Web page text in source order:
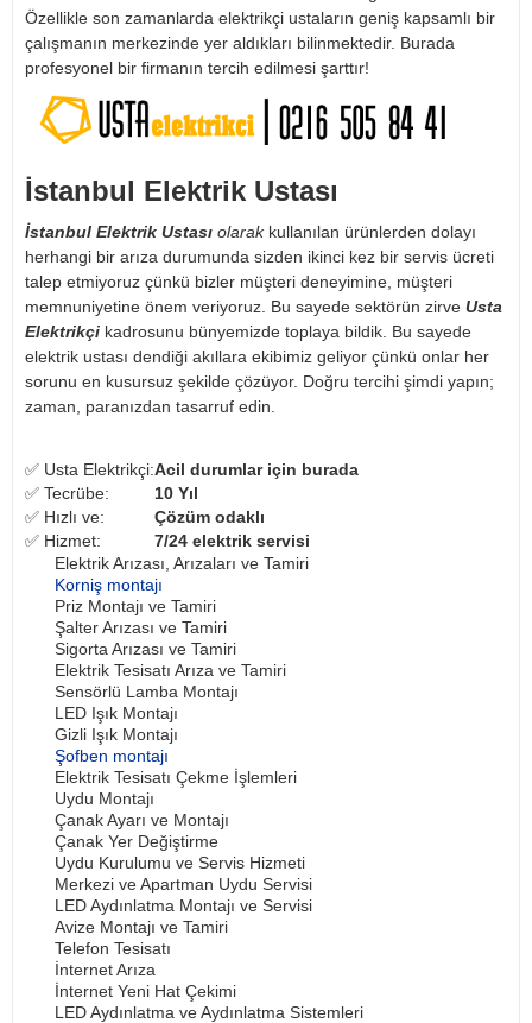
Özellikle son zamanlarda elektrikçi ustaların geniş kapsamlı bir
çalışmanın merkezinde yer aldıkları bilinmektedir. Burada
profesyonel bir firmanın tercih edilmesi şarttır!
İstanbul Elektrik Ustası
İstanbul Elektrik Ustası olarakkullanılan ürünlerden dolayı
herhangi bir arıza durumunda sizden ikinci kez bir servis ücreti
talep etmiyoruz çünkü bizler müşteri deneyimine, müşteri
memnuniyetine önem veriyoruz. Bu sayede sektörün zirve Usta
Elektrikçi kadrosunu bünyemizde toplaya bildik. Bu sayede
elektrik ustası dendiği akıllara ekibimiz geliyor çünkü onlar her
sorunu en kusursuz şekilde çözüyor. Doğru tercihi şimdi yapın;
zaman, paranızdan tasarruf edin.
✅ Usta Elektrikçi:Acil durumlar için burada
✅ Tecrübe:
10 Yıl
✅ Hızlı ve:
Çözüm odaklı
✅ Hizmet:
7/24 elektrik servisi
Elektrik Arızası, Arızaları ve Tamiri
Korniş montajı
Priz Montajı ve Tamiri
Şalter Arızası ve Tamiri
Sigorta Arızası ve Tamiri
Elektrik Tesisatı Arıza ve Tamiri
Sensörlü Lamba Montajı
LED Işık Montajı
Gizli Işık Montajı
Şofben montajı
Elektrik Tesisatı Çekme İşlemleri
Uydu Montajı
Çanak Ayarı ve Montajı
Çanak Yer Değiştirme
Uydu Kurulumu ve Servis Hizmeti
Merkezi ve Apartman Uydu Servisi
LED Aydınlatma Montajı ve Servisi
Avize Montajı ve Tamiri
Telefon Tesisatı
İnternet Arıza
İnternet Yeni Hat Çekimi
LED Aydınlatma ve Aydınlatma Sistemleri